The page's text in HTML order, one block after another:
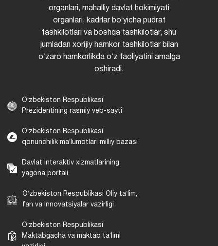
organlari, mahalliy davlat hokimiyati
organlari, kadrlar boʻyicha pudrat
tashkilotlari va boshqa tashkilotlar, shu
jumladan xorijiy hamkor tashkilotlar bilan
oʻzaro hamkorlikda oʻz faoliyatini amalga
oshiradi.
Oʻzbekiston Respublikasi
Prezidentining rasmiy veb-sayti
Oʻzbekiston Respublikasi
qonunchilik maʼlumotlari milliy bazasi
Davlat interaktiv xizmatlarining
yagona portali
Oʻzbekiston Respublikasi Oliy taʼlim,
fan va innovatsiyalar vazirligi
Oʻzbekiston Respublikasi
Maktabgacha va maktab taʼlimi